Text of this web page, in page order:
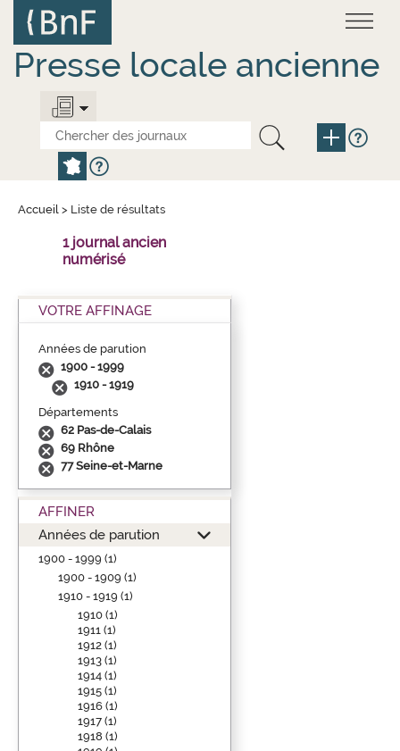
contenu
principal
Presse locale ancienne
Accueil > Liste de résultats
1 journal ancien
numérisé
VOTRE AFFINAGE
Années de parution
1900 - 1999
1910 - 1919
Départements
62 Pas-de-Calais
69 Rhône
77 Seine-et-Marne
AFFINER
Années de parution
1900 - 1999 (1)
1900 - 1909 (1)
1910 - 1919 (1)
1910 (1)
1911 (1)
1912 (1)
1913 (1)
1914 (1)
1915 (1)
1916 (1)
1917 (1)
1918 (1)
Panneau de gestion des cookies